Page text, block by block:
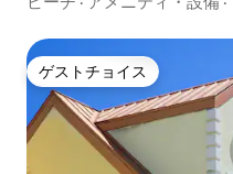
ゲストチョイス
ゲストチョイス